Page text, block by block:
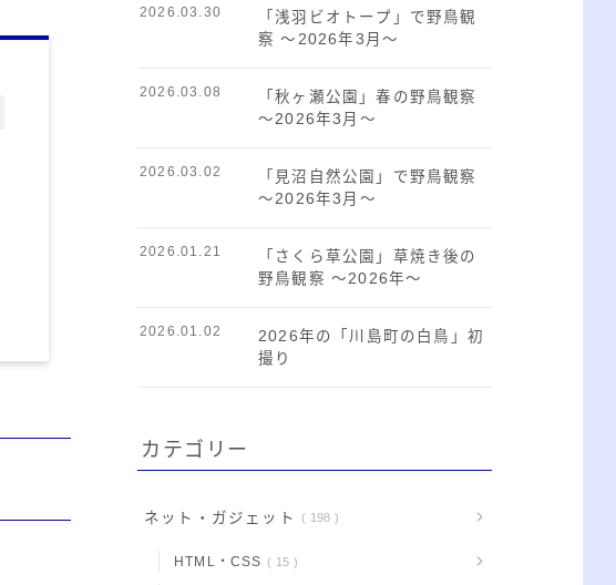
「浅羽ビオトープ」で野鳥観
察 ～2026年3月～
2026.03.30
「秋ヶ瀬公園」春の野鳥観察
～2026年3月～
2026.03.08
「見沼自然公園」で野鳥観察
～2026年3月～
2026.03.02
「さくら草公園」草焼き後の
野鳥観察 ～2026年～
2026.01.21
2026年の「川島町の白鳥」初
撮り
2026.01.02
カテゴリー
ネット・ガジェット 198
HTML・CSS 15